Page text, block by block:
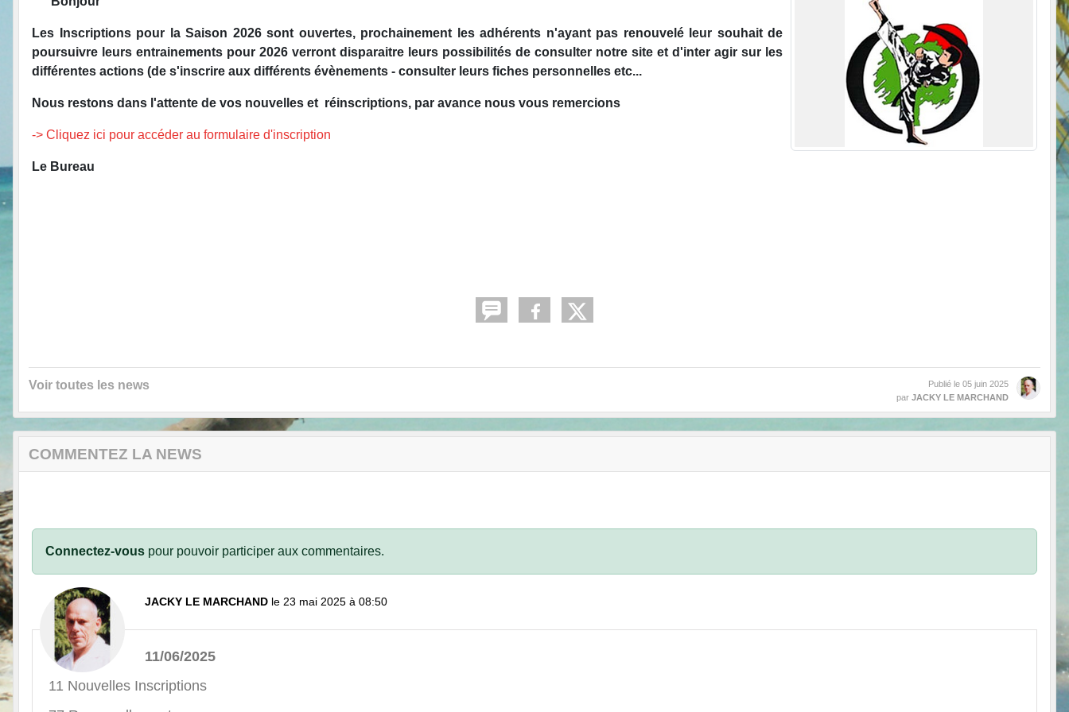
Les Inscriptions pour la Saison 2026 sont ouvertes, prochainement les adhérents n'ayant pas renouvelé leur souhait de
poursuivre leurs entrainements pour 2026 verront disparaitre leurs possibilités de consulter notre site et d'inter agir sur les
différentes actions (de s'inscrire aux différents évènements - consulter leurs fiches personnelles etc...
Nous restons dans l'attente de vos nouvelles et réinscriptions, par avance nous vous remercions
-> Cliquez ici pour accéder au formulaire d'inscription
Le Bureau
Voir toutes les news Publié le 05 juin 2025
par JACKY LE MARCHAND
COMMENTEZ LA NEWS
Connectez-vous pour pouvoir participer aux commentaires.
JACKY LE MARCHAND le 23 mai 2025 à 08:50
11/06/2025
11 Nouvelles Inscriptions